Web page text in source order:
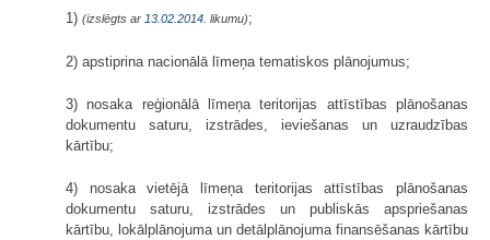
1) (izslēgts ar 13.02.2014. likumu);
2) apstiprina nacionālā līmeņa tematiskos plānojumus;
3) nosaka reģionālā līmeņa teritorijas attīstības plānošanas
dokumentu saturu, izstrādes, ieviešanas un uzraudzības
kārtību;
4) nosaka vietējā līmeņa teritorijas attīstības plānošanas
dokumentu saturu, izstrādes un publiskās apspriešanas
kārtību, lokālplānojuma un detālplānojuma finansēšanas kārtību